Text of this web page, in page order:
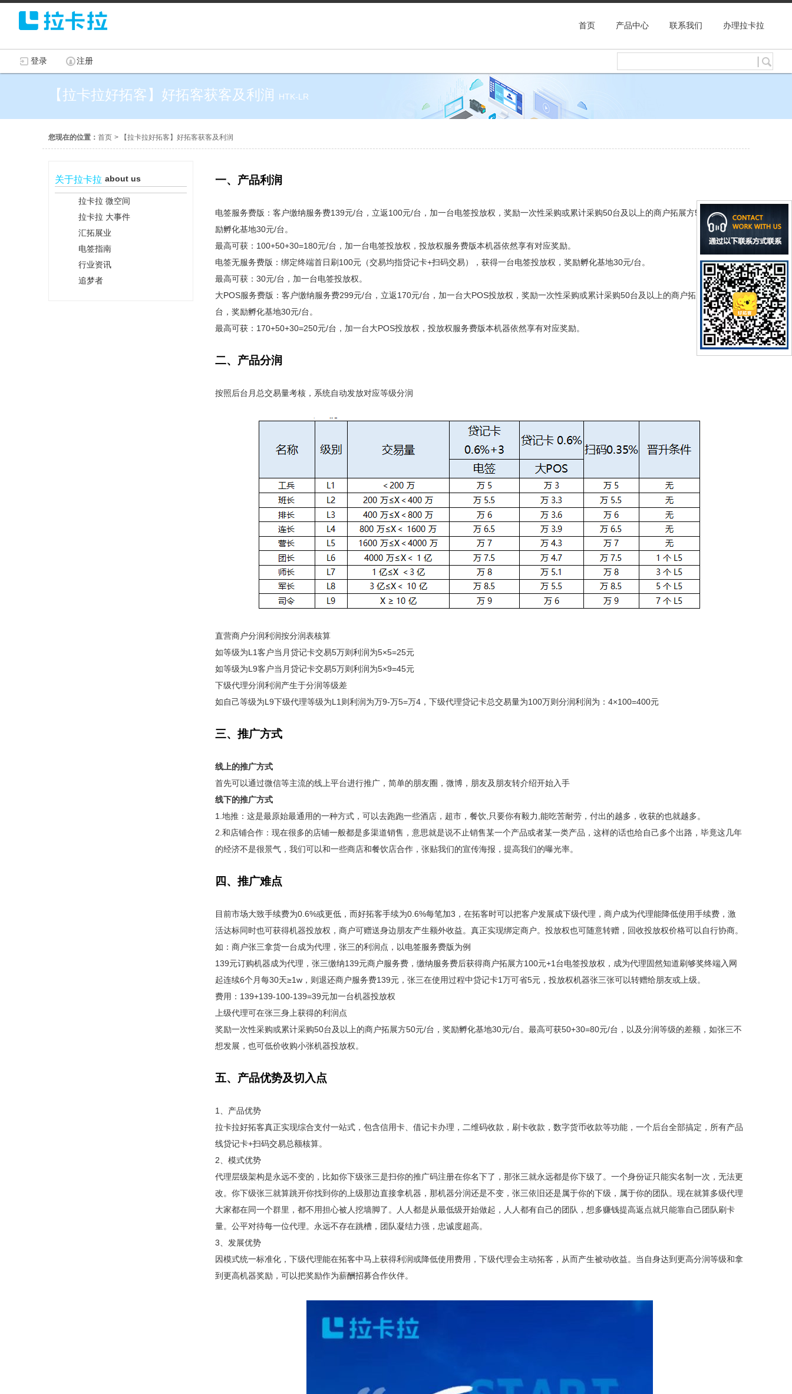
首页 产品中心 联系我们 办理拉卡拉
登录 注册
【拉卡拉好拓客】好拓客获客及利润 HTK-LR
您现在的位置： 首页 > 【拉卡拉好拓客】好拓客获客及利润
关于拉卡拉 about us
拉卡拉 微空间
拉卡拉 大事件
汇拓展业
电签指南
行业资讯
追梦者
一、产品利润
电签服务费版：客户缴纳服务费139元/台，立返100元/台，加一台电签投放权，奖励一次性采购或累计采购50台及以上的商户拓展方50元/台，奖
励孵化基地30元/台。
最高可获：100+50+30=180元/台，加一台电签投放权，投放权服务费版本机器依然享有对应奖励。
电签无服务费版：绑定终端首日刷100元（交易均指贷记卡+扫码交易），获得一台电签投放权，奖励孵化基地30元/台。
最高可获：30元/台，加一台电签投放权。
大POS服务费版：客户缴纳服务费299元/台，立返170元/台，加一台大POS投放权，奖励一次性采购或累计采购50台及以上的商户拓展方50元/
台，奖励孵化基地30元/台。
最高可获：170+50+30=250元/台，加一台大POS投放权，投放权服务费版本机器依然享有对应奖励。
二、产品分润
按照后台月总交易量考核，系统自动发放对应等级分润
直营商户分润利润按分润表核算
如等级为L1客户当月贷记卡交易5万则利润为5×5=25元
如等级为L9客户当月贷记卡交易5万则利润为5×9=45元
下级代理分润利润产生于分润等级差
如自己等级为L9下级代理等级为L1则利润为万9-万5=万4，下级代理贷记卡总交易量为100万则分润利润为：4×100=400元
三、推广方式
线上的推广方式
首先可以通过微信等主流的线上平台进行推广，简单的朋友圈，微博，朋友及朋友转介绍开始入手
线下的推广方式
1.地推：这是最原始最通用的一种方式，可以去跑跑一些酒店，超市，餐饮,只要你有毅力,能吃苦耐劳，付出的越多，收获的也就越多。
2.和店铺合作：现在很多的店铺一般都是多渠道销售，意思就是说不止销售某一个产品或者某一类产品，这样的话也给自己多个出路，毕竟这几年
的经济不是很景气，我们可以和一些商店和餐饮店合作，张贴我们的宣传海报，提高我们的曝光率。
四、推广难点
目前市场大致手续费为0.6%或更低，而好拓客手续为0.6%每笔加3，在拓客时可以把客户发展成下级代理，商户成为代理能降低使用手续费，激
活达标同时也可获得机器投放权，商户可赠送身边朋友产生额外收益。真正实现绑定商户。投放权也可随意转赠，回收投放权价格可以自行协商。
如：商户张三拿货一台成为代理，张三的利润点，以电签服务费版为例
139元订购机器成为代理，张三缴纳139元商户服务费，缴纳服务费后获得商户拓展方100元+1台电签投放权，成为代理固然知道刷够奖终端入网
起连续6个月每30天≥1w，则退还商户服务费139元，张三在使用过程中贷记卡1万可省5元，投放权机器张三张可以转赠给朋友或上级。
费用：139+139-100-139=39元加一台机器投放权
上级代理可在张三身上获得的利润点
奖励一次性采购或累计采购50台及以上的商户拓展方50元/台，奖励孵化基地30元/台。最高可获50+30=80元/台，以及分润等级的差额，如张三不
想发展，也可低价收购小张机器投放权。
五、产品优势及切入点
1、产品优势
拉卡拉好拓客真正实现综合支付一站式，包含信用卡、借记卡办理，二维码收款，刷卡收款，数字货币收款等功能，一个后台全部搞定，所有产品
线贷记卡+扫码交易总额核算。
2、模式优势
代理层级架构是永远不变的，比如你下级张三是扫你的推广码注册在你名下了，那张三就永远都是你下级了。一个身份证只能实名制一次，无法更
改。你下级张三就算跳开你找到你的上级那边直接拿机器，那机器分润还是不变，张三依旧还是属于你的下级，属于你的团队。现在就算多级代理
大家都在同一个群里，都不用担心被人挖墙脚了。人人都是从最低级开始做起，人人都有自己的团队，想多赚钱提高返点就只能靠自己团队刷卡
量。公平对待每一位代理。永远不存在跳槽，团队凝结力强，忠诚度超高。
3、发展优势
因模式统一标准化，下级代理能在拓客中马上获得利润或降低使用费用，下级代理会主动拓客，从而产生被动收益。当自身达到更高分润等级和拿
到更高机器奖励，可以把奖励作为薪酬招募合作伙伴。